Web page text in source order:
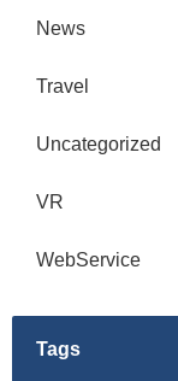
News
Travel
Uncategorized
VR
WebService
Tags